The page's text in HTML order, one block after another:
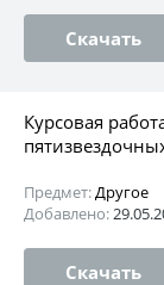
Скачать
Курсовая
Предмет:Другое
Добавлено:
Скачать